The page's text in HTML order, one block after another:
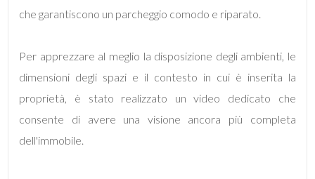
che garantiscono un parcheggio comodo e riparato.
Per apprezzare al meglio la disposizione degli ambienti, le
dimensioni degli spazi e il contesto in cui è inserita la
proprietà, è stato realizzato un video dedicato che
consente di avere una visione ancora più completa
dell'immobile.
5+
Camere
minime
Qualsiasi